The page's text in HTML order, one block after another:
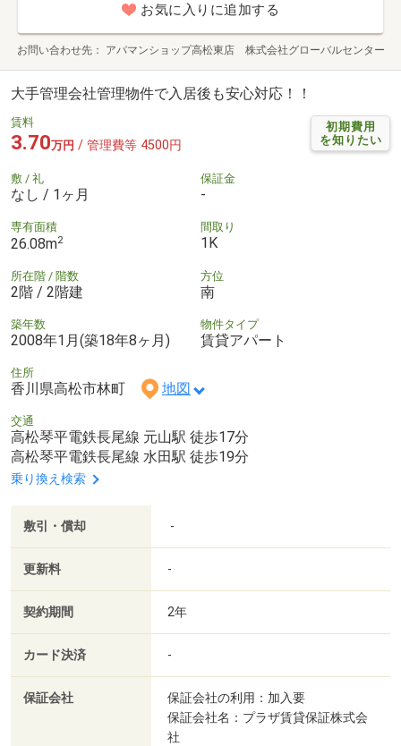
お気に入りに追加する
お問い合わせ先 アパマンショップ高松東店 株式会社グローバルセンター
大手管理会社管理物件で入居後も安心対応！！
初期費用
を知りたい
賃料
3.70万円 / 管理費等 4500円
敷 / 礼
なし / 1ヶ月
保証金
-
専有面積
26.08m2
間取り
1K
所在階 / 階数
2階 / 2階建
方位
南
築年数
2008年1月(築18年8ヶ月)
物件タイプ
賃貸アパート
住所
香川県高松市林町 地図
交通
高松琴平電鉄長尾線 元山駅 徒歩17分
高松琴平電鉄長尾線 水田駅 徒歩19分
乗り換え検索
敷引・償却 -
更新料 -
契約期間 2年
カード決済 -
保証会社
保証会社の利用：加入要
保証会社名：プラザ賃貸保証株式会
社